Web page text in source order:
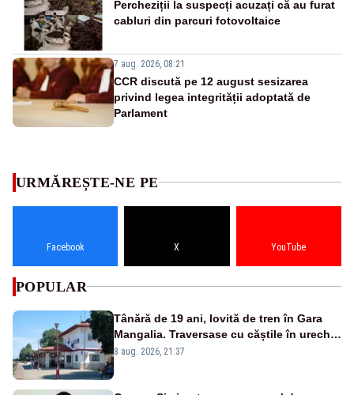
Percheziții la suspecți acuzați că au furat
cabluri din parcuri fotovoltaice
7 aug. 2026, 08:21
CCR discută pe 12 august sesizarea
privind legea integrității adoptată de
Parlament
URMĂREȘTE-NE PE
Facebook X YouTube
POPULAR
Tânără de 19 ani, lovită de tren în Gara
Mangalia. Traversase cu căștile în urechi
liniile printr-un loc nepermis
8 aug. 2026, 21:37